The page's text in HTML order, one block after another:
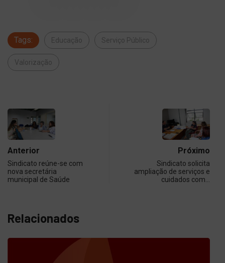
Tags: Educação Serviço Público
Valorização
Anterior
Sindicato reúne-se com
nova secretária
municipal de Saúde
Próximo
Sindicato solicita
ampliação de serviços e
cuidados com…
Relacionados